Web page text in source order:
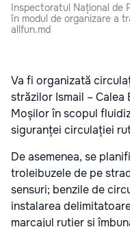
Inspectoratul Național de
în modul de organizare a
allfun.md
Va fi organizată
străzilor Ismail – Calea
Moșilor în scopul
siguranței circulației
De asemenea, se
troleibuzele de pe
sensuri; benzile de
instalarea
marcajul rutier și